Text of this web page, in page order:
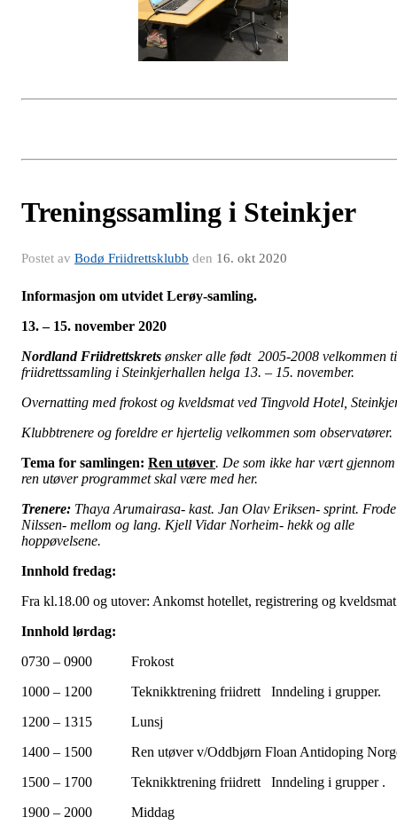
Treningssamling i Steinkjer
Postet av Bodø Friidrettsklubb den 16. okt 2020
Informasjon om utvidet Lerøy-samling.
13. – 15. november 2020
Nordland Friidrettskrets ønsker alle født 2005-2008 velkommen
friidrettssamling i Steinkjerhallen helga 13. – 15. november.
Overnatting med frokost og kveldsmat ved Tingvold Hotel,
Klubbtrenere og foreldre er hjertelig velkommen som observatører.
Tema for samlingen: Ren utøver. De som ikke har vært gjennom
ren utøver programmet skal være med her.
Trenere: Thaya Arumairasa- kast. Jan Olav Eriksen- sprint. Frode
Nilssen- mellom og lang. Kjell Vidar Norheim- hekk og alle
hoppøvelsene.
Innhold fredag:
Fra kl.18.00 og utover: Ankomst hotellet, registrering og
Innhold lørdag:
0730 – 0900 Frokost
1000 – 1200
Teknikktrening friidrett Inndeling i grupper.
1200 – 1315 Lunsj
1400 – 1500 Ren utøver v/Oddbjørn Floan Antidoping
1500 – 1700 Teknikktrening friidrett Inndeling i grupper .
1900 – 2000 Middag